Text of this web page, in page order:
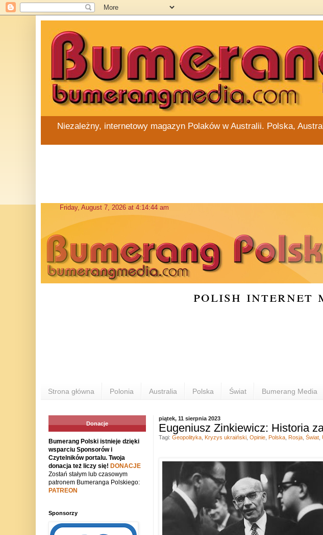
Niezależny, internetowy magazyn Polaków w Australii. Polska,
polish internet
Strona główna Polonia Australia Polska Świat Bumerang Media
piątek, 11 sierpnia 2023
Eugeniusz Zinkiewicz: Historia
Tagi: Geopolityka, Kryzys ukraiński, Opinie, Polska, Rosja, Świat,
Donacje
Bumerang Polski istnieje dzięki
wsparciu Sponsorów i
Czytelników portalu. Twoja
donacja też liczy się! DONACJE
Zostań stałym lub czasowym
patronem Bumeranga Polskiego:
PATREON
Sponsorzy